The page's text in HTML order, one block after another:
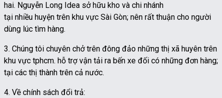
hai. Nguyễn Long Idea sở hữu kho và chi nhánh
tại nhiều huyện trên khu vực Sài Gòn; nên rất thuận cho người
dùng lúc tìm hàng.
3. Chúng tôi chuyên chở trên đông đảo những thị xã huyên trên
khu vực tphcm. hỗ trợ vận tải ra bến xe đối có những đơn hàng;
tại các thị thành trên cả nước.
4. Về chính sách đổi trả: